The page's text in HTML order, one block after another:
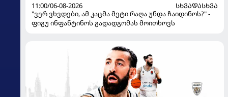
11:00/06-08-2026
ᲡᲮᲕᲐᲓᲐᲡᲮᲕᲐ
"ვერ ვხვდები, ამ კაცმა მეტი რაღა უნდა ჩაიდინოს?" -
ფიგუ ინფანტინოს გადადგომას მოითხოვს